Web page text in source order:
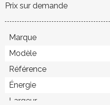
Prix sur demande
Marque
Modèle
Référence
Énergie
Largeur